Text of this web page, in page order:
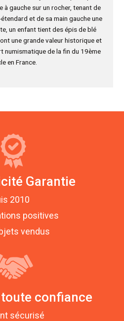
à gauche sur un rocher, tenant de
et de sa main gauche une
un enfant tient des épis de blé
une grande valeur historique et
numismatique de la fin du 19ème
en France.
Garantie
2010
positives
vendus
confiance
sécurisé